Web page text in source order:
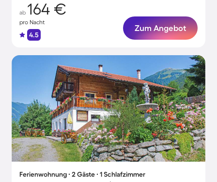
ab 164 €
pro Nacht
4.5
Zum Angebot
Ferienwohnung ∙ 2 Gäste ∙ 1 Schlafzimmer